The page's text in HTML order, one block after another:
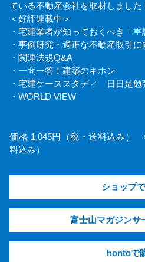
ている不動産会社を取材しました
＜好評連載中＞
・宅建業者が知っておくべき「
・事例研究・適正な不動産取引に
・関連法規Q&A
・一問一答！建築のキホン
・宅建ケーススタディ 日日是勉
・WORLD VIEW
価格 1,045円（税・送料込み）
料込み）
ショップ
富士山マガジンサ
hontoで